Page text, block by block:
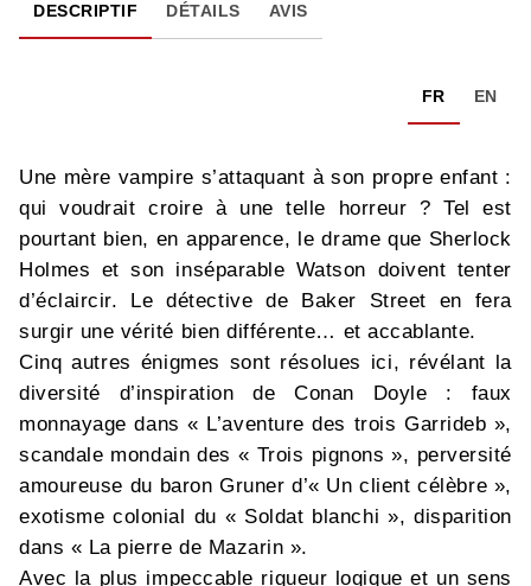
DESCRIPTIF DÉTAILS AVIS
FR EN
Une mère vampire s’attaquant à son propre enfant :
qui voudrait croire à une telle horreur ? Tel est
pourtant bien, en apparence, le drame que Sherlock
Holmes et son inséparable Watson doivent tenter
d’éclaircir. Le détective de Baker Street en fera
surgir une vérité bien différente… et accablante.
Cinq autres énigmes sont résolues ici, révélant la
diversité d’inspiration de Conan Doyle : faux
monnayage dans « L’aventure des trois Garrideb »,
scandale mondain des « Trois pignons », perversité
amoureuse du baron Gruner d’« Un client célèbre »,
exotisme colonial du « Soldat blanchi », disparition
dans « La pierre de Mazarin ».
Avec la plus impeccable rigueur logique et un sens